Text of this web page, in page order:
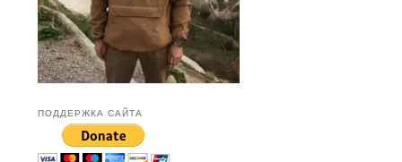
ПОДДЕРЖКА САЙТА